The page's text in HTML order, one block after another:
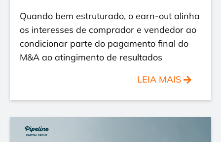
Quando bem estruturado, o earn-out alinha
os interesses de comprador e vendedor ao
condicionar parte do pagamento final do
M&A ao atingimento de resultados
LEIA MAIS